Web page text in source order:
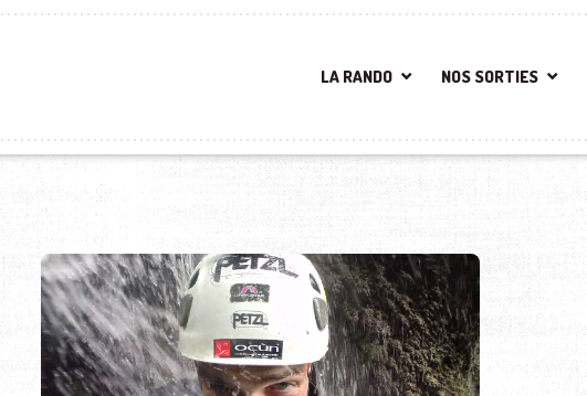
LA RANDO NOS SORTIES